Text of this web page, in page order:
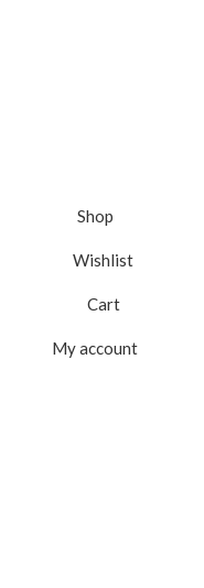
Shop
Wishlist
Cart
My account